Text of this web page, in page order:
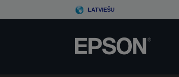
to
LATVIEŠU